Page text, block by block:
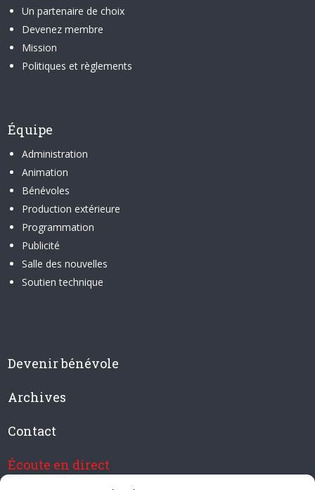
Un partenaire de choix
Devenez membre
Mission
Politiques et règlements
Équipe
Administration
Animation
Bénévoles
Production extérieure
Programmation
Publicité
Salle des nouvelles
Soutien technique
Devenir bénévole
Archives
Contact
Écoute en direct